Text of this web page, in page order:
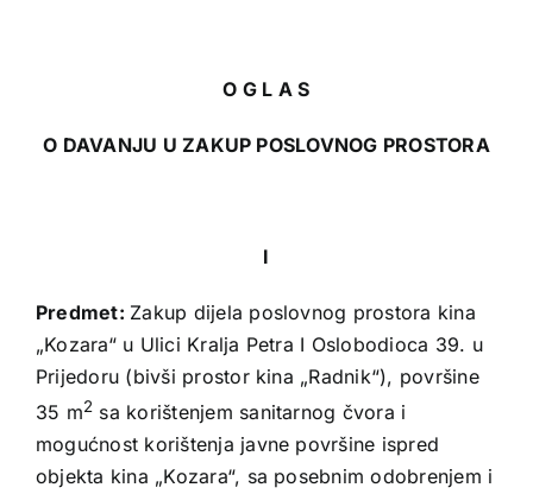
O G L A S
O DAVANJU U ZAKUP POSLOVNOG PROSTORA
I
Predmet: Zakup dijela poslovnog prostora kina
„Kozara“ u Ulici Kralja Petra I Oslobodioca 39. u
Prijedoru (bivši prostor kina „Radnik“), površine
35 m2 sa korištenjem sanitarnog čvora i
mogućnost korištenja javne površine ispred
objekta kina „Kozara“, sa posebnim odobrenjem i